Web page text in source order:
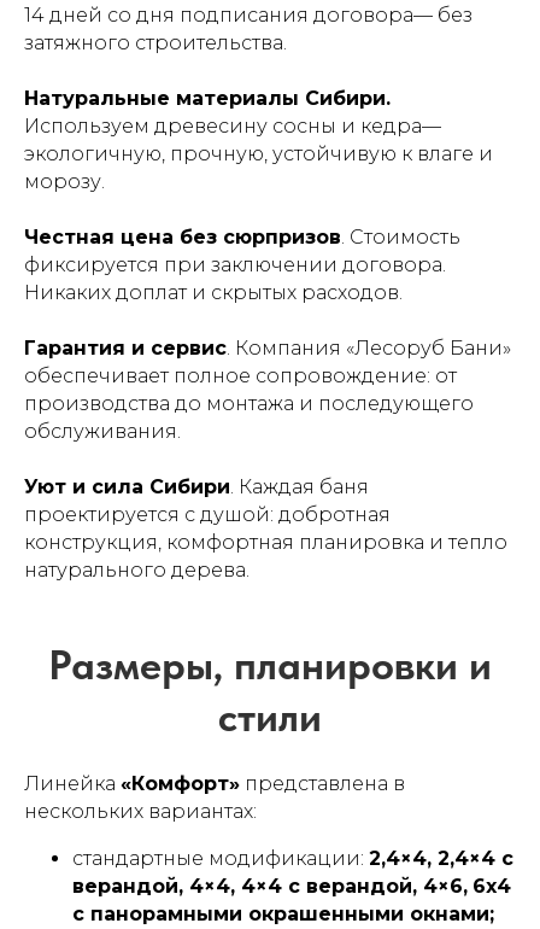
14 дней со дня подписания договора— без
затяжного строительства.
Натуральные материалы Сибири.
Используем древесину сосны и кедра—
экологичную, прочную, устойчивую к влаге и
морозу.
Честная цена без сюрпризов. Стоимость
фиксируется при заключении договора.
Никаких доплат и скрытых расходов.
Гарантия и сервис. Компания «Лесоруб Бани»
обеспечивает полное сопровождение: от
производства до монтажа и последующего
обслуживания.
Уют и сила Сибири. Каждая баня
проектируется с душой: добротная
конструкция, комфортная планировка и тепло
натурального дерева.
Линейка «Комфорт» представлена в
нескольких вариантах:
стандартные модификации: 2,4×4, 2,4×4 с
верандой, 4×4, 4×4 с верандой, 4×6, 6х4
с панорамными окрашенными окнами;
рекомендации
Как заказать баню